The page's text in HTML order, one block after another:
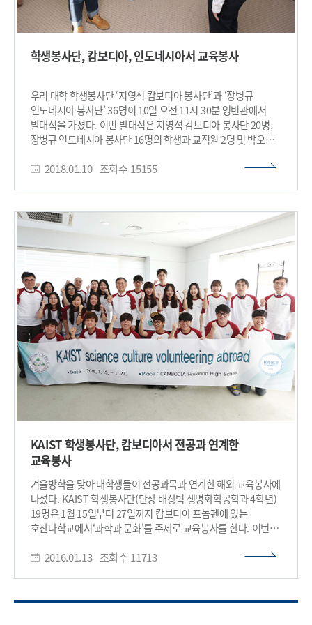
학생봉사단, 캄보디아, 인도네시아서 교육봉사
우리 대학 학생봉사단 ‘지영석 캄보디아 봉사단’과 ‘장병규
인도네시아 봉사단’ 36명이 10일 오전 11시 30분 영빈관에서
발대식을 가졌다. 이번 발대식은 지영석 캄보디아 봉사단 20명,
장병규 인도네시아 봉사단 16명의 학생과 교직원 2명 및 박오옥
과학, 의료 분야의 세계적 출판사인 엘스비어(ELSEVIER) 지영석
캄보디아 봉사단은 13일 캄보디아 프놈펜으로 출발해 호산나
고등학교에서 70여 명의 고등학생을 대상으로 26일까지 과학
실험 교육봉사를 한다. 장병규 인도네시아 봉사단은 19일 인도
자카르타로 출발해 밥퍼 해피센터에서 무료급식 봉사,
산또루까스 고등학교에서 120여 명의 고등학생을 대상으로
30일까지 과학실험, 아두이노 교육 등의 봉사를 한다. 이 밖에도
케이 팝 댄스와 제기차기, 씨름 등 전통놀이, 한글 교육 등을 통해
우리나라 문화를 소개하며 양국 간 문화교류의 시간을 가질
예정이다. 우리 대학은 학생들이 도전정신을 가진 인재로 성장할
수 있도록 지난 2015년부터 매년 캄보디아에 학생봉사단을
파견해 왔다. 올해부터는 지역을 확대해 인도네시아에서도
봉사활동을 진행한다. 박오옥 교학부총장은 “봉사와 희생정신,
도전정신으로 인류애를 실현하기 위한 학생들의 활동은 KAIST의
사회적 책임과 진정한 사회공헌을 보여주는 좋은 본보기가 될
것이다”며 “사명감과 자긍심을 갖고 건강히 봉사활동을
2018.01.10 조회수 15155
KAIST 학생봉사단, 캄보디아서 전공과 연계한
교육봉사
겨울방학을 맞아 대학생들이 전공과목과 연계한 해외 교육봉사에
나섰다. KAIST 학생봉사단(단장 배상범 생명화학공학과 4학년)
19명은 1월 15일부터 27일까지 캄보디아 프놈펜에 있는
호산나학교에서‘과학과 문화’를 주제로 교육봉사를 한다. 이번
학생들에게 실험과 학습을 통해 과학자로서의 꿈을 찾을 수
절차를 거쳐 최종 19명이 선발됐다.이들은 팀별로 모여
2016.01.13 조회수 11713